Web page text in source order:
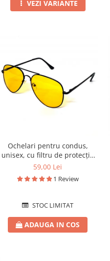
VEZI VARIANTE
Ochelari pentru condus,
unisex, cu filtru de protecție
UV 400, cu toc cadou, OSX12
59,00 Lei
1 Review
STOC LIMITAT
ADAUGA IN COS